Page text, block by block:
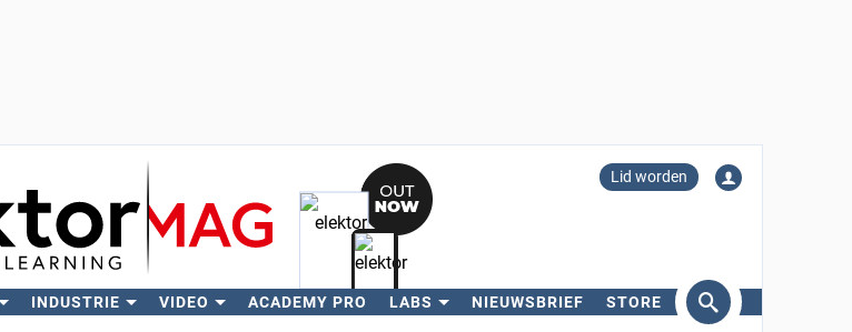
Lid worden
INDUSTRIE VIDEO ACADEMY PRO LABS NIEUWSBRIEF STORE